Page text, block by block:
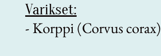
Varikset:
- Korppi (Corvus corax)